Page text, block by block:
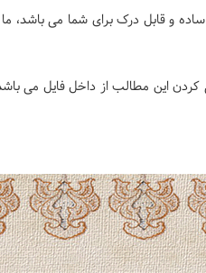
و قابل درک برای شما می باشد،
این مطالب از داخل فایل می